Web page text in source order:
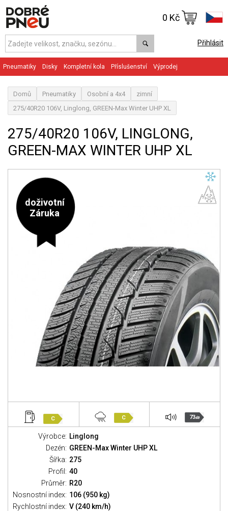
Přihlásit
0 Kč
Pneumatiky Disky Kompletní kola Příslušenství Výprodej
Domů Pneumatiky Osobní a 4x4
zimní
275/40R20 106V, Linglong, GREEN-Max Winter UHP XL
275/40R20 106V, LINGLONG,
GREEN-MAX WINTER UHP XL
doživotní
Záruka
C C 73dB
Výrobce: Linglong
Dezén: GREEN-Max Winter UHP XL
Šířka: 275
Profil: 40
Průměr: R20
Nosnostní index: 106 (950 kg)
Rychlostní index: V (240 km/h)